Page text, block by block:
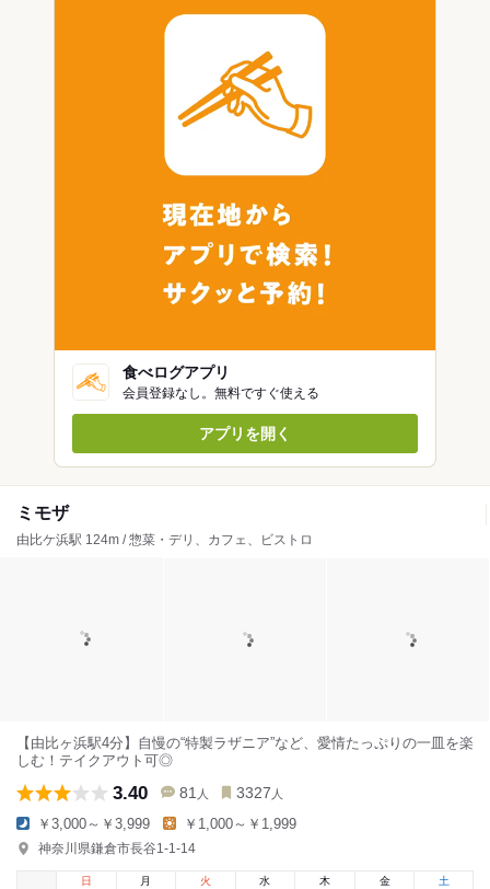
食べログアプリ
会員登録なし。無料ですぐ使える
アプリを開く
ミモザ
由比ケ浜駅 124m / 惣菜・デリ、カフェ、ビストロ
【由比ヶ浜駅4分】自慢の“特製ラザニア”など、愛情たっぷりの一皿を楽
しむ！テイクアウト可◎
3.40 81 人 3327 人
￥3,000～￥3,999 ￥1,000～￥1,999
神奈川県鎌倉市長谷1-1-14
日
月 火 水 木 金 土